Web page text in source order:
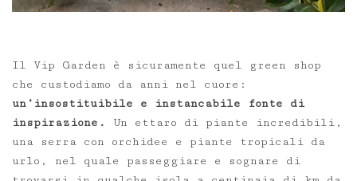
Il Vip Garden è sicuramente quel green shop
che custodiamo da anni nel cuore:
un’insostituibile e instancabile fonte di
inspirazione.
Un ettaro di piante incredibili,
una serra con orchidee e piante tropicali da
urlo, nel quale passeggiare e sognare di